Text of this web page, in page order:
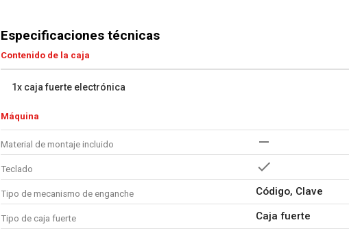
Especificaciones técnicas
Contenido de la caja
1x caja fuerte electrónica
Máquina
Material de montaje incluido
Teclado
Tipo de mecanismo de enganche Código, Clave
Tipo de caja fuerte Caja fuerte